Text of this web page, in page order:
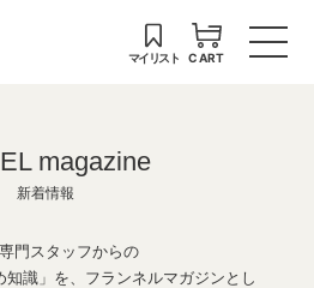
マイリスト CART
magazine
新着情報
門スタッフからの
知識」を、フランネルマガジンとし